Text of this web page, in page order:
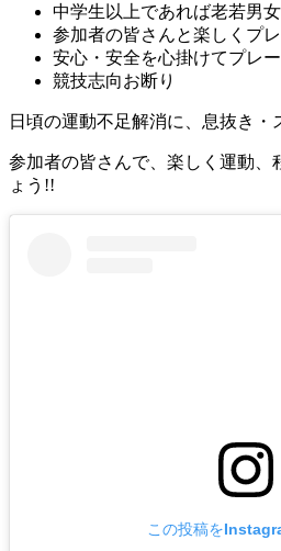
中学生以上であれば老若男
参加者の皆さんと楽しくプ
安心・安全を心掛けてプレ
競技志向お断り
日頃の運動不足解消に、息抜き
参加者の皆さんで、楽しく運動、
ょう!!
この投稿を